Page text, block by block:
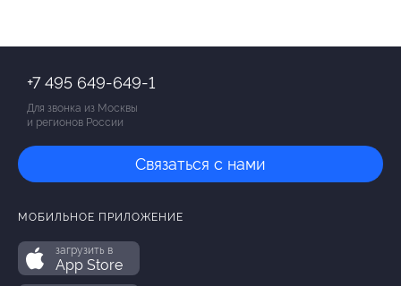
+7 495 649-649-1
Для звонка из Москвы
и регионов России
Связаться с нами
МОБИЛЬНОЕ ПРИЛОЖЕНИЕ
загрузить в
App Store